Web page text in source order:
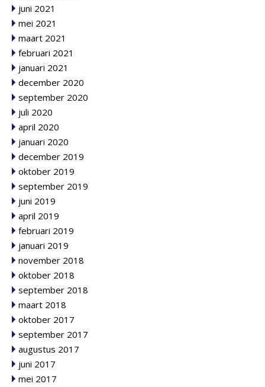
juni 2021
mei 2021
maart 2021
februari 2021
januari 2021
december 2020
september 2020
juli 2020
april 2020
januari 2020
december 2019
oktober 2019
september 2019
juni 2019
april 2019
februari 2019
januari 2019
november 2018
oktober 2018
september 2018
maart 2018
oktober 2017
september 2017
augustus 2017
juni 2017
mei 2017